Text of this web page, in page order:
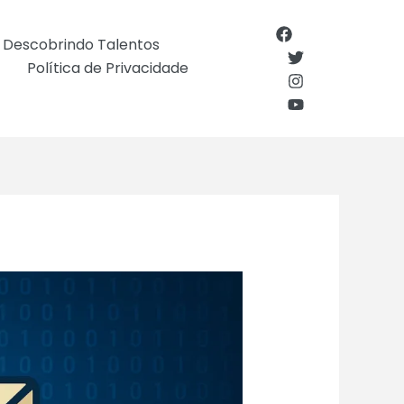
Descobrindo Talentos
Política de Privacidade